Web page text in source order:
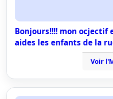
Bonjours!!!! mon ocjectif
aides les enfants de la
Voir